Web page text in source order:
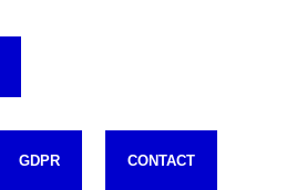
GDPR CONTACT